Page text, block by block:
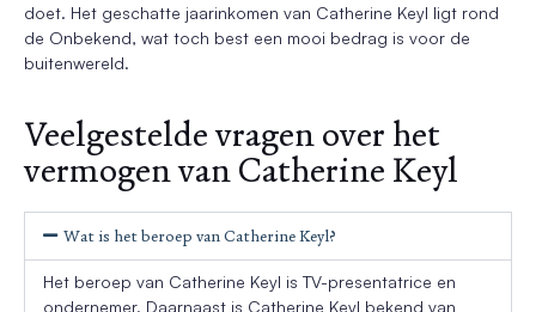
doet. Het geschatte jaarinkomen van Catherine Keyl ligt rond
de Onbekend, wat toch best een mooi bedrag is voor de
buitenwereld.
Veelgestelde vragen over het
vermogen van Catherine Keyl
Wat is het beroep van Catherine Keyl?
Het beroep van Catherine Keyl is TV-presentatrice en
ondernemer. Daarnaast is Catherine Keyl bekend van